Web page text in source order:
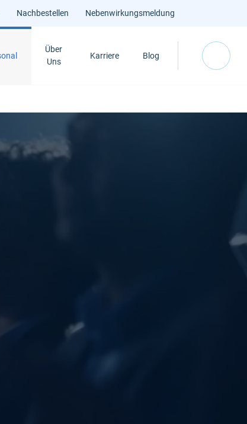
Nachbestellen Nebenwirkungsmeldung
Über
Uns
Karriere Blog